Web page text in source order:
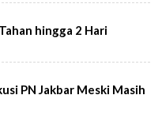
hingga 2 Hari
PN Jakbar Meski Masih